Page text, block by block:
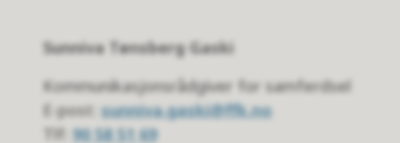
Sunniva Tønsberg Gaski
Kommunikasjonsrådgiver for samferdsel
E-post:sunniva.gaski@ffk.no
Tlf: 90 58 51 69